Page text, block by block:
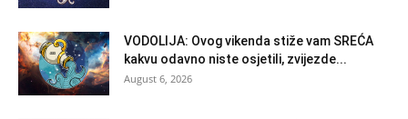
VODOLIJA: Ovog vikenda stiže vam SREĆA
kakvu odavno niste osjetili, zvijezde...
August 6, 2026